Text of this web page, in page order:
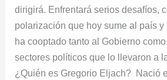
dirigirá. Enfrentará serios desafíos,
polarización que hoy sume al país
ha cooptado tanto al Gobierno
sectores políticos que lo llevaron a
¿Quién es Gregorio Eljach? Nació